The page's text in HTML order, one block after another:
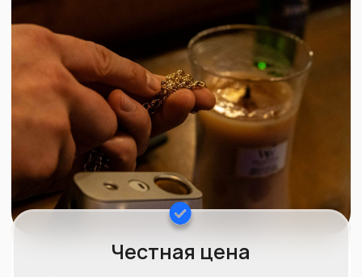
Быстрая оценка
Выберите необходимый формат связи.
Мы оценим Ваше изделие в любом
мессенджере или проконсультируем
по номеру телефона
Проверка изделий на
спектрометре